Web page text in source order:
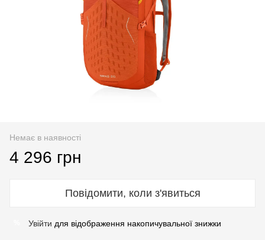
Немає в наявності
4 296 грн
Повідомити, коли з'явиться
Увійти для відображення накопичувальної знижки